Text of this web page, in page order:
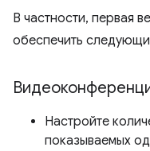
В частности, первая
обеспечить
Настройте
показываемых